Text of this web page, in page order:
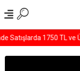
1750 TL ve